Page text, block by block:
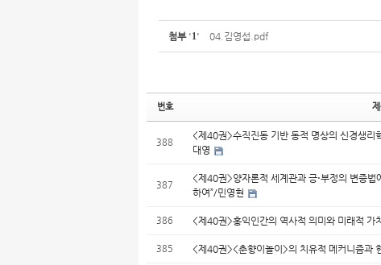
첨부 '1' 04.김영섭.pdf
번호
388
<제40권>수직진동 기반 동적 명상의 신경생
대영
387
<제40권>양자론적 세계관과 긍⋅부정의 변증법
하여”/민영현
386 <제40권>홍익인간의 역사적 의미와 미래적 가
385 <제40권><춘향이놀이>의 치유적 메커니즘과